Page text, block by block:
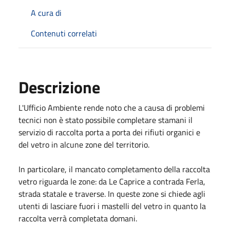
A cura di
Contenuti correlati
Descrizione
L'Ufficio Ambiente rende noto che a causa di problemi
tecnici non è stato possibile completare stamani il
servizio di raccolta porta a porta dei rifiuti organici e
del vetro in alcune zone del territorio.
In particolare, il mancato completamento della raccolta
vetro riguarda le zone: da Le Caprice a contrada Ferla,
strada statale e traverse. In queste zone si chiede agli
utenti di lasciare fuori i mastelli del vetro in quanto la
raccolta verrà completata domani.